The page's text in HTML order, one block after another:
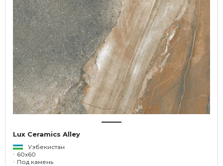
Lux Ceramics Alley
Узбекистан
60x60
Под камень